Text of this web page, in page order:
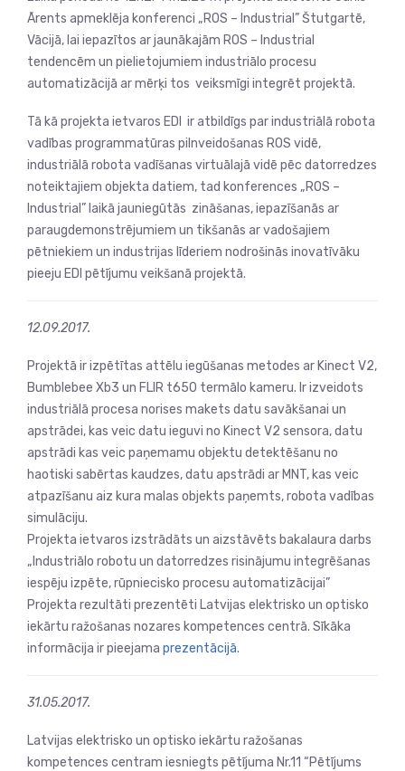
Ārents apmeklēja konferenci „ROS – Industrial” Štutgartē,
Vācijā, lai iepazītos ar jaunākajām ROS – Industrial
tendencēm un pielietojumiem industriālo procesu
automatizācijā ar mērķi tos veiksmīgi integrēt projektā.
Tā kā projekta ietvaros EDI ir atbildīgs par industriālā robota
vadības programmatūras pilnveidošanas ROS vidē,
industriālā robota vadīšanas virtuālajā vidē pēc datorredzes
noteiktajiem objekta datiem, tad konferences „ROS –
Industrial” laikā jauniegūtās zināšanas, iepazīšanās ar
paraugdemonstrējumiem un tikšanās ar vadošajiem
pētniekiem un industrijas līderiem nodrošinās inovatīvāku
pieeju EDI pētījumu veikšanā projektā.
12.09.2017.
Projektā ir izpētītas attēlu iegūšanas metodes ar Kinect V2,
Bumblebee Xb3 un FLIR t650 termālo kameru. Ir izveidots
industriālā procesa norises makets datu savākšanai un
apstrādei, kas veic datu ieguvi no Kinect V2 sensora, datu
apstrādi kas veic paņemamu objektu detektēšanu no
haotiski sabērtas kaudzes, datu apstrādi ar MNT, kas veic
atpazīšanu aiz kura malas objekts paņemts, robota vadības
simulāciju.
Projekta ietvaros izstrādāts un aizstāvēts bakalaura darbs
„Industriālo robotu un datorredzes risinājumu integrēšanas
iespēju izpēte, rūpniecisko procesu automatizācijai”
Projekta rezultāti prezentēti Latvijas elektrisko un optisko
iekārtu ražošanas nozares kompetences centrā. Sīkāka
informācija ir pieejama prezentācijā.
31.05.2017.
Latvijas elektrisko un optisko iekārtu ražošanas
kompetences centram iesniegts pētījuma Nr.11 “Pētījums